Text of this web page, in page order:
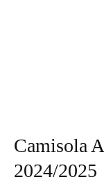
Camisola
2024/2025